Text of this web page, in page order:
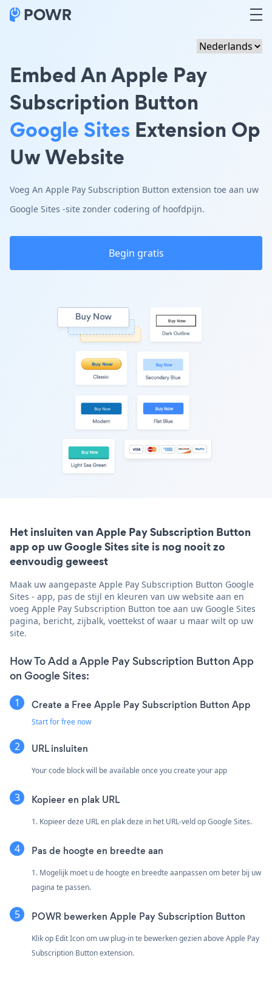
Embed An Apple Pay
Subscription Button
Google Sites Extension Op
Uw Website
Voeg An Apple Pay Subscription Button extension toe aan uw
Google Sites -site zonder codering of hoofdpijn.
Begin gratis
Het insluiten van Apple Pay Subscription Button
app op uw Google Sites site is nog nooit zo
eenvoudig geweest
Maak uw aangepaste Apple Pay Subscription Button Google
Sites - app, pas de stijl en kleuren van uw website aan en
voeg Apple Pay Subscription Button toe aan uw Google Sites
pagina, bericht, zijbalk, voettekst of waar u maar wilt op uw
site.
How To Add a Apple Pay Subscription Button App
on Google Sites:
Create a Free Apple Pay Subscription Button App
Start for free now
URL insluiten
Your code block will be available once you create your app
Kopieer en plak URL
1. Kopieer deze URL en plak deze in het URL-veld op Google Sites.
Pas de hoogte en breedte aan
1. Mogelijk moet u de hoogte en breedte aanpassen om beter bij uw
pagina te passen.
POWR bewerken Apple Pay Subscription Button
Klik op Edit Icon om uw plug-in te bewerkengezien above Apple Pay
Subscription Button extension.